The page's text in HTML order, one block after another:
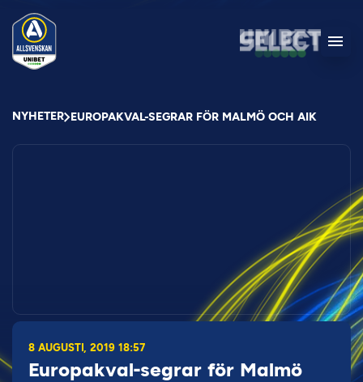
NYHETER EUROPAKVAL-SEGRAR FÖR MALMÖ OCH AIK
8 AUGUSTI, 2019 18:57
Europakval-segrar för Malmö